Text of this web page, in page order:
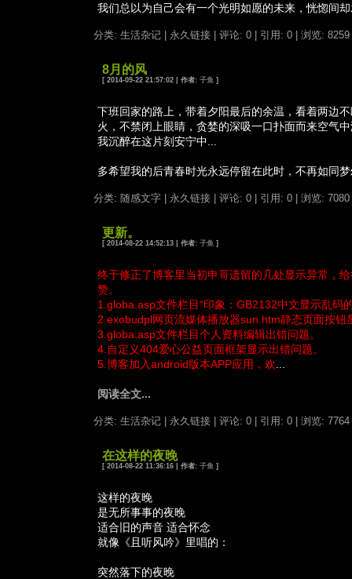
我们总以为自己会有一个光明如愿的未来，恍惚间
分类: 生活杂记| 永久链接| 评论: 0| 引用: 0| 浏览: 8259
8月的风
[ 2014-09-22 21:57:02 | 作者: 子鱼]
下班回家的路上，带着夕阳最后的余温，看着两边
火，不禁闭上眼睛，贪婪的深吸一口扑面而来空气
我沉醉在这片刻安宁中...
多希望我的后青春时光永远停留在此时，不再如同
分类: 随感文字| 永久链接| 评论: 0| 引用: 0| 浏览: 7080
更新。
[ 2014-08-22 14:52:13 | 作者: 子鱼]
终于修正了博客里当初申哥遗留的几处显示异常，
赞。
1.globa.asp文件栏目“印象：GB2132中文显示乱码
2.exobudpl网页流媒体播放器sun.htm静态页面按钮
3.globa.asp文件栏目个人资料编辑出错问题。
4.自定义404爱心公益页面框架显示出错问题。
5.博客加入android版本APP应用，欢
阅读全文...
分类: 生活杂记| 永久链接| 评论: 0| 引用: 0| 浏览: 7764
在这样的夜晚
[ 2014-08-22 11:36:16 | 作者: 子鱼]
这样的夜晚
是无所事事的夜晚
适合旧的声音 适合怀念
就像《且听风吟》里唱的：
突然落下的夜晚